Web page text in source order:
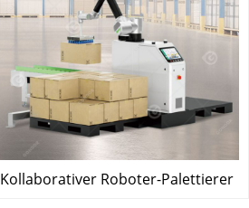
Kollaborativer Roboter-Palettierer